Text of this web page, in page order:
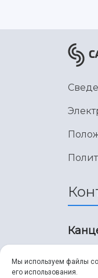
Мы используем файлы
его использования.